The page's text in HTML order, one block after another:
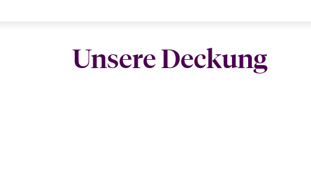
Unsere Deckung